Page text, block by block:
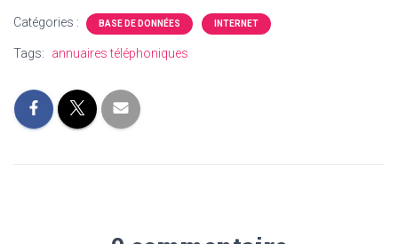
Catégories : BASE DE DONNÉES INTERNET
Tags: annuaires téléphoniques